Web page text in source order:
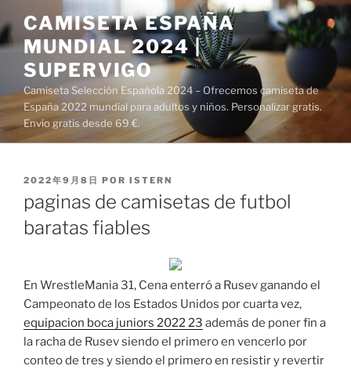
al
contenido
CAMISETA ESPAÑA
MUNDIAL 2024 |
SUPERVIGO
Camiseta Selección Española 2024 – Ofrecemos camiseta de
España 2022 mundial para adultos y niños. Personalizar gratis.
Envío gratis desde 69 €.
PUBLICADO
2022年9月8日 POR ISTERN
paginas de camisetas de futbol
baratas fiables
En WrestleMania 31, Cena enterró a Rusev ganando el
Campeonato de los Estados Unidos por cuarta vez,
equipacion boca juniors 2022 23 además de poner fin a
la racha de Rusev siendo el primero en vencerlo por
conteo de tres y siendo el primero en resistir y revertir